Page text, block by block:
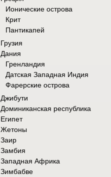
Ионические острова
Крит
Пантикапей
Грузия
Дания
Гренландия
Датская Западная Индия
Фарерские острова
Джибути
Доминиканская республика
Египет
Жетоны
Заир
Замбия
Западная Африка
Зимбабве